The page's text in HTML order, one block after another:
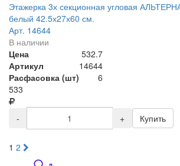
Этажерка 3х секционная угловая
белый 42.5х27х60 см.
Арт. 14644
В наличии
Цена
532.7
Артикул
14644
Расфасовка (шт)
6
533
- + Купить
1 2